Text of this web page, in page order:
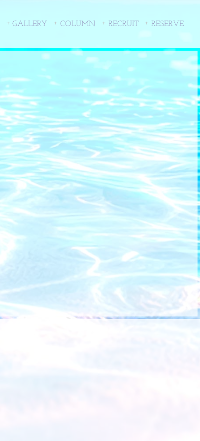
GALLERY COLUMN RECRUIT RESERVE